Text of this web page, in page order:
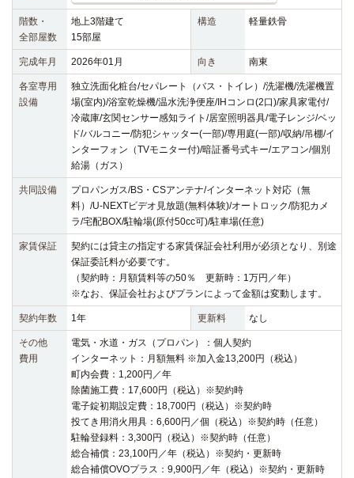
階数・
全部屋数
地上3階建て
15部屋
構造 軽量鉄骨
完成年月 2026年01月 向き 南東
各室専用
設備
独立洗面化粧台/セパレート（バス・トイレ）/洗濯機/洗濯機置
場(室内)/浴室乾燥機/温水洗浄便座/IHコンロ(2口)/家具家電付/
冷蔵庫/玄関センサー感知ライト/居室照明器具/電子レンジ/ベッ
ド/バルコニー/防犯シャッター(一部)/専用庭(一部)/収納/吊棚/イ
ンターフォン（TVモニター付)/暗証番号式キー/エアコン/個別
給湯（ガス）
共同設備
プロパンガス/BS・CSアンテナ/インターネット対応（無
料）/U-NEXTビデオ見放題(無料体験)/オートロック/防犯カメ
ラ/宅配BOX/駐輪場(原付50cc可)/駐車場(任意)
家賃保証
契約には貸主の指定する家賃保証会社利用が必須となり、別途
保証委託料が必要です。
（契約時：月額賃料等の50％ 更新時：1万円／年）
※なお、保証会社およびプランによって金額は変動します。
契約年数 1年 更新料 なし
その他
費用
電気・水道・ガス（プロパン）：個人契約
インターネット：月額無料 ※加入金13,200円（税込）
町内会費：1,200円／年
除菌施工費：17,600円（税込）※契約時
電子錠初期設定費：18,700円（税込）※契約時
投てき用消火用具：6,600円／個（税込）※契約時（任意）
駐輪登録料：3,300円（税込）※契約時（任意）
総合補償：23,100円／年（税込）※契約・更新時
総合補償OVOプラス：9,900円／年（税込）※契約・更新時